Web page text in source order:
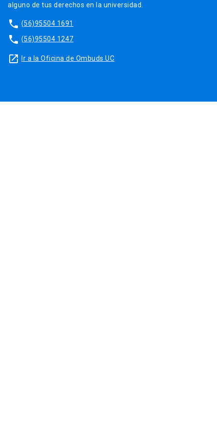
alguno de tus derechos en la universidad.
phone (56)95504 1691
phone (56)95504 1247
launch Ir a la Oficina de Ombuds UC